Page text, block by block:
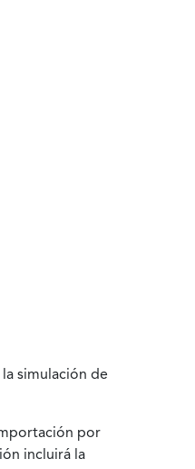
simulación de
por
incluirá la